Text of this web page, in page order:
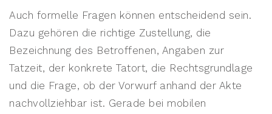
Auch formelle Fragen können entscheidend sein.
Dazu gehören die richtige Zustellung, die
Bezeichnung des Betroffenen, Angaben zur
Tatzeit, der konkrete Tatort, die Rechtsgrundlage
und die Frage, ob der Vorwurf anhand der Akte
nachvollziehbar ist. Gerade bei mobilen